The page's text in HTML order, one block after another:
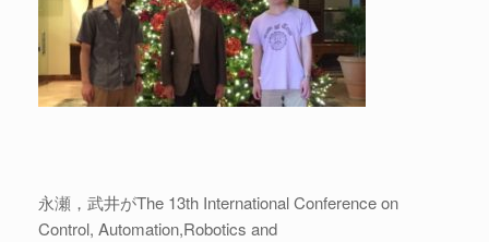
永瀬，武井がThe 13th International Conference on
Control, Automation,Robotics and